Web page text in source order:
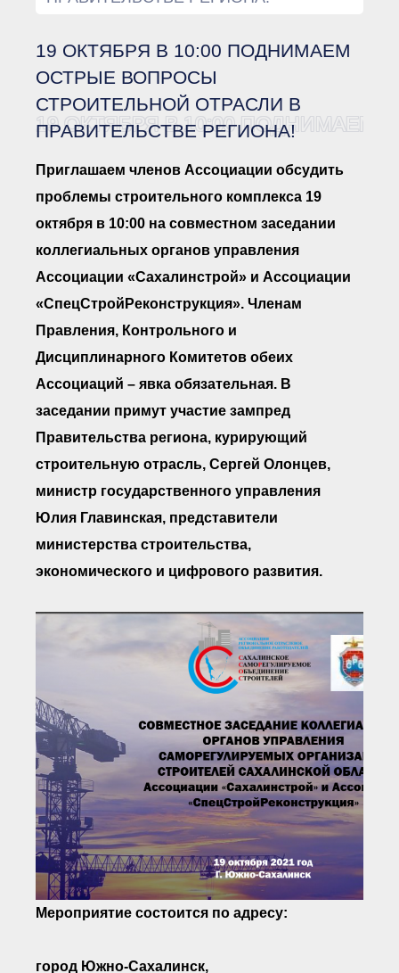
● Действующие документы
Финансовая отчетность
Компенсационный фонд
● Реестр членов
Ассоциации
«Сахалинстрой»
Ассоциации,
строительный контроль
● Реестр членов
объединения
Ассоциации —
● Реестр членов
заказчиков
● Реестр членов
Ассоциации с правом
ООТСУО
имеющих строительные
Архив реестров
Общественный контроль
Политика информационной
Антикоррупционная политика
Охрана труда
Видеоматериалы
Членство в НКО
Работа в Общественных советах
Повышение квалификации,
профессиональная
переподготовка
19 ОКТЯБРЯ В 10:00 ПОДНИМАЕМ
ОСТРЫЕ ВОПРОСЫ
СТРОИТЕЛЬНОЙ ОТРАСЛИ В
ПРАВИТЕЛЬСТВЕ РЕГИОНА!
19 ОКТЯБРЯ В 10:00 ПОДНИМАЕМ
Приглашаем членов Ассоциации обсудить
проблемы строительного комплекса 19
октября в 10:00 на совместном заседании
коллегиальных органов управления
Ассоциации «Сахалинстрой» и Ассоциации
«СпецСтройРеконструкция». Членам
Правления, Контрольного и
Дисциплинарного Комитетов обеих
Ассоциаций – явка обязательная. В
заседании примут участие зампред
Правительства региона, курирующий
строительную отрасль, Сергей Олонцев,
министр государственного управления
Юлия Главинская, представители
министерства строительства,
экономического и цифрового развития.
Мероприятие состоится по адресу:
город Южно-Сахалинск,